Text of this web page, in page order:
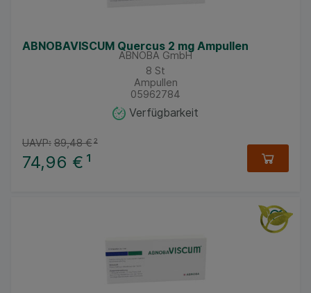
ABNOBAVISCUM Quercus 2 mg Ampullen
ABNOBA GmbH
8 St
Ampullen
05962784
Verfügbarkeit
74,96 € ¹
UAVP: 89,48 €²